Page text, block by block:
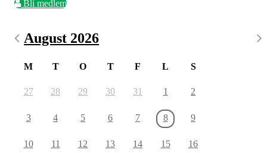
Bli medlem
August 2026
M T O T F L S
27 28 29 30 31 1 2
3 4 5 6 7 8 9
10 11 12 13 14 15 16